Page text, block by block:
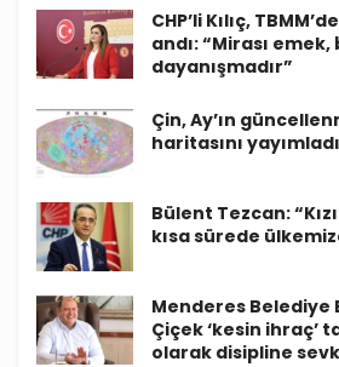
CHP’li Kılıç,
andı: “Mirası emek,
dayanışmadır”
Çin, Ay’ın
haritasını yayımladı
Bülent Tezcan:
kısa sürede
Menderes Belediye
Çiçek ‘kesin ihraç’
olarak disipline